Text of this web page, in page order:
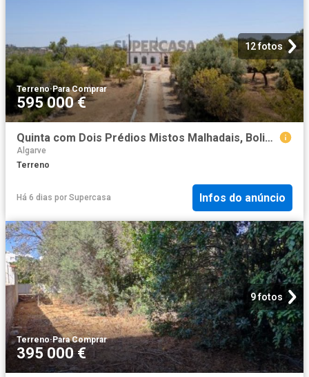
12 fotos
Terreno·Para Comprar
595 000 €
Quinta com Dois Prédios Mistos Malhadais, Boliqueime Loulé
Algarve
Terreno
Há 6 dias por Supercasa Infos do anúncio
9 fotos
Terreno·Para Comprar
395 000 €